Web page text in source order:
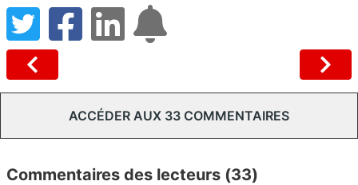
ACCÉDER AUX 33 COMMENTAIRES
Commentaires des lecteurs (33)